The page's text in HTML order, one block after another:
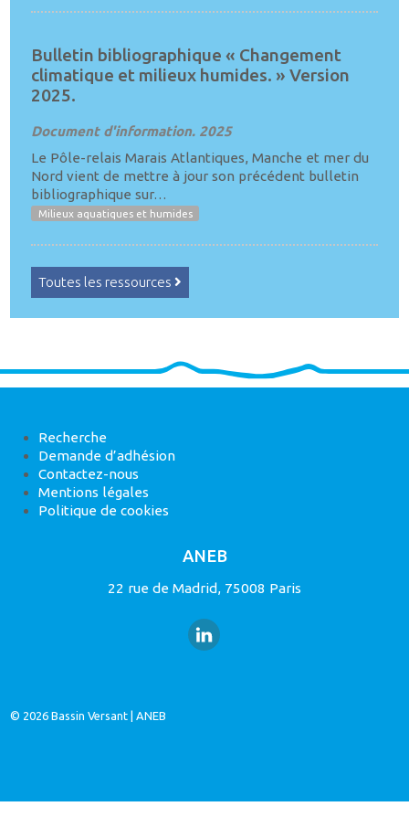
Bulletin bibliographique « Changement
climatique et milieux humides. » Version
2025.
Document d'information. 2025
Le Pôle-relais Marais Atlantiques, Manche et mer du
Nord vient de mettre à jour son précédent bulletin
bibliographique sur…
Milieux aquatiques et humides
Toutes les ressources
Recherche
Demande d’adhésion
Contactez-nous
Mentions légales
Politique de cookies
ANEB
22 rue de Madrid, 75008 Paris
© 2026Bassin Versant | ANEB